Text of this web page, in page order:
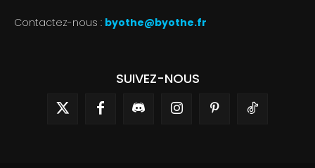
Contactez-nous : byothe@byothe.fr
SUIVEZ-NOUS